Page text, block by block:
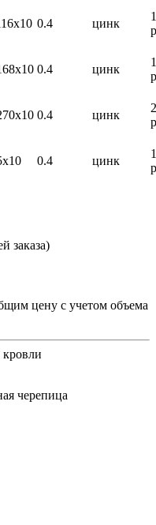
0.4 цинк
0.4 цинк
0.4 цинк
0.4 цинк
заказа)
цену с учетом объема
кровли
черепица